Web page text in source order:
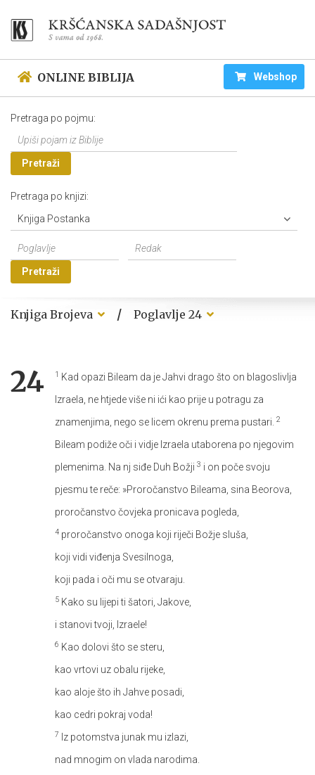
ONLINE BIBLIJA Webshop
Pretraga po pojmu:
Pretraži
Pretraga po knjizi:
Knjiga Postanka
Pretraži
Knjiga Brojeva / Poglavlje 24
24 1 Kad opazi Bileam da je Jahvi drago što on blagoslivlja
Izraela, ne htjede više ni ići kao prije u potragu za
znamenjima, nego se licem okrenu prema pustari. 2
Bileam podiže oči i vidje Izraela utaborena po njegovim
plemenima. Na nj siđe Duh Božji 3 i on poče svoju
pjesmu te reče: »Proročanstvo Bileama, sina Beorova,
proročanstvo čovjeka pronicava pogleda,
4 proročanstvo onoga koji riječi Božje sluša,
koji vidi viđenja Svesilnoga,
koji pada i oči mu se otvaraju.
5 Kako su lijepi ti šatori, Jakove,
i stanovi tvoji, Izraele!
6 Kao dolovi što se steru,
kao vrtovi uz obalu rijeke,
kao aloje što ih Jahve posadi,
kao cedri pokraj voda!
7
Iz potomstva junak mu izlazi,
nad mnogim on vlada narodima.